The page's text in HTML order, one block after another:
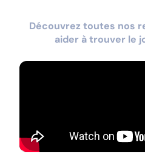
Découvrez toutes nos
aider à trouver le